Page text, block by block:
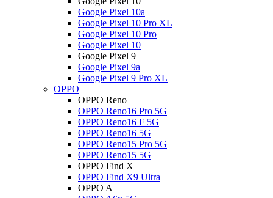
Google Pixel 10a
Google Pixel 10 Pro XL
Google Pixel 10 Pro
Google Pixel 10
Google Pixel 9
Google Pixel 9a
Google Pixel 9 Pro XL
OPPO
OPPO Reno
OPPO Reno16 Pro 5G
OPPO Reno16 F 5G
OPPO Reno16 5G
OPPO Reno15 Pro 5G
OPPO Reno15 5G
OPPO Find X
OPPO Find X9 Ultra
OPPO A